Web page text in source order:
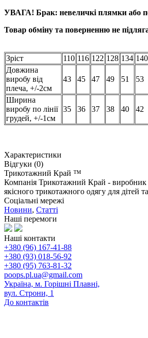
УВАГА! Брак: невеличкі плямки або
Товар обміну та поверненню не
Зріст 110 116 122 128 134 140
Довжина
виробу від
плеча, +/-2см
43 45 47 49 51 53
Ширина
виробу по лінії
грудей, +/-1см
35 36 37 38 40 42
Характеристики
Відгуки (0)
Трикотажний Край ™
Компанія Трикотажний Край - виробник
якісного трикотажного одягу для дітей
Соціальні мережі
Новини, Статті
Наші перемоги
Наші контакти
+380 (96) 167-41-88
+380 (93) 018-56-92
+380 (95) 763-81-32
poops.pl.ua@gmail.com
Україна, м. Горішні Плавні,
вул. Строни, 1
До контактів